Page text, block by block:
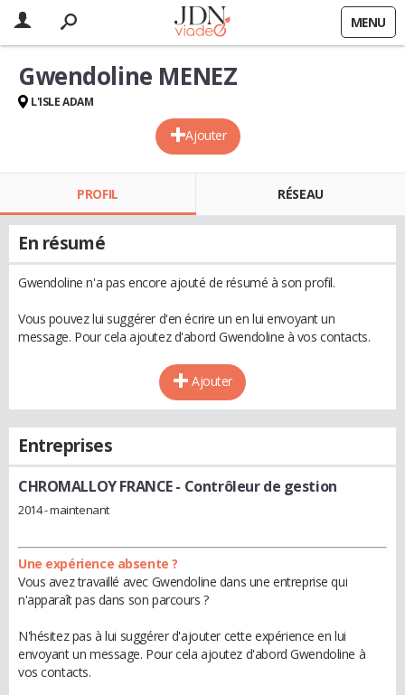
MENU
Ajouter
Gwendoline MENEZ
L'ISLE ADAM
PROFIL RÉSEAU
En résumé
Gwendoline n'a pas encore ajouté de résumé à son profil.
Vous pouvez lui suggérer d'en écrire un en lui envoyant un
message. Pour cela ajoutez d'abord Gwendoline à vos contacts.
Ajouter
Entreprises
CHROMALLOY FRANCE- Contrôleur de gestion
2014 - maintenant
Une expérience absente ?
Vous avez travaillé avec Gwendoline dans une entreprise qui
n'apparaît pas dans son parcours ?
N'hésitez pas à lui suggérer d'ajouter cette expérience en lui
envoyant un message. Pour cela ajoutez d'abord Gwendoline à
vos contacts.